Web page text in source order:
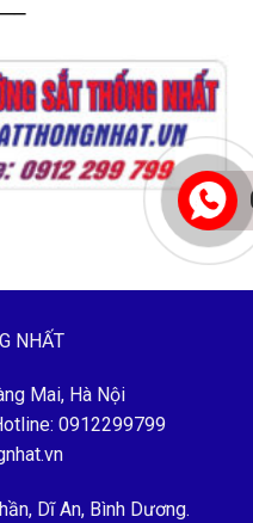
NHẤT
Mai, Hà Nội
0912299799
Dĩ An, Bình Dương.